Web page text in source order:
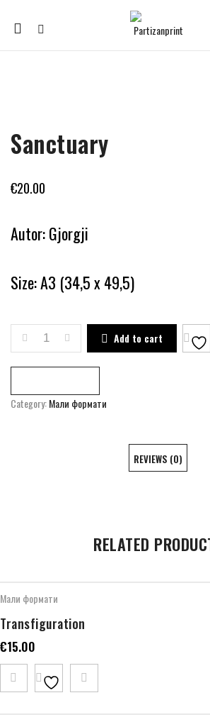
Mobile
navigation
Sanctuary
€20.00
Autor: Gjorgji
Size: A3 (34,5 x 49,5)
SANCTUARY QUANTITY
Add to cart
Category:Мали формати
REVIEWS (0)
RELATED
Мали формати
Transfiguration
€15.00